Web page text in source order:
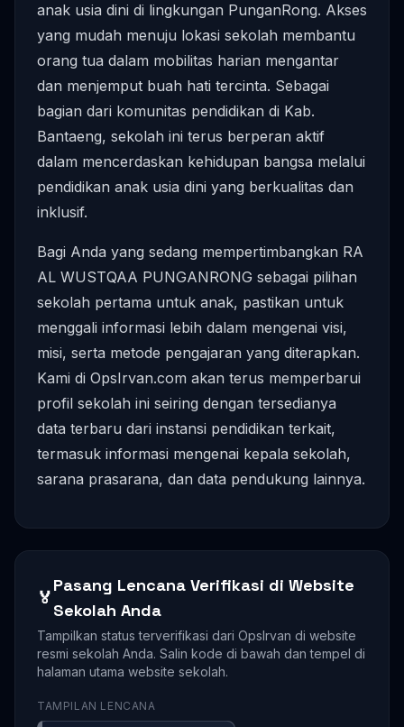
anak usia dini di lingkungan PunganRong. Akses
yang mudah menuju lokasi sekolah membantu
orang tua dalam mobilitas harian mengantar
dan menjemput buah hati tercinta. Sebagai
bagian dari komunitas pendidikan di Kab.
Bantaeng, sekolah ini terus berperan aktif
dalam mencerdaskan kehidupan bangsa melalui
pendidikan anak usia dini yang berkualitas dan
inklusif.
Bagi Anda yang sedang mempertimbangkan RA
AL WUSTQAA PUNGANRONG sebagai pilihan
sekolah pertama untuk anak, pastikan untuk
menggali informasi lebih dalam mengenai visi,
misi, serta metode pengajaran yang diterapkan.
Kami di OpsIrvan.com akan terus memperbarui
profil sekolah ini seiring dengan tersedianya
data terbaru dari instansi pendidikan terkait,
termasuk informasi mengenai kepala sekolah,
sarana prasarana, dan data pendukung lainnya.
🏅
Pasang Lencana Verifikasi di Website
Sekolah Anda
Tampilkan status terverifikasi dari OpsIrvan di website
resmi sekolah Anda. Salin kode di bawah dan tempel di
halaman utama website sekolah.
TAMPILAN LENCANA